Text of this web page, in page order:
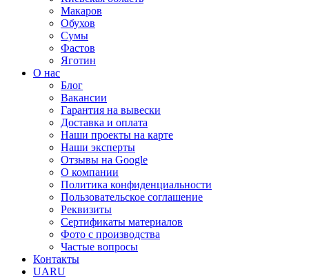
Макаров
Обухов
Сумы
Фастов
Яготин
О нас
Блог
Вакансии
Гарантия на вывески
Доставка и оплата
Наши проекты на карте
Наши эксперты
Отзывы на Google
О компании
Политика конфиденциальности
Пользовательское соглашение
Реквизиты
Сертификаты материалов
Фото с производства
Частые вопросы
Контакты
UARU